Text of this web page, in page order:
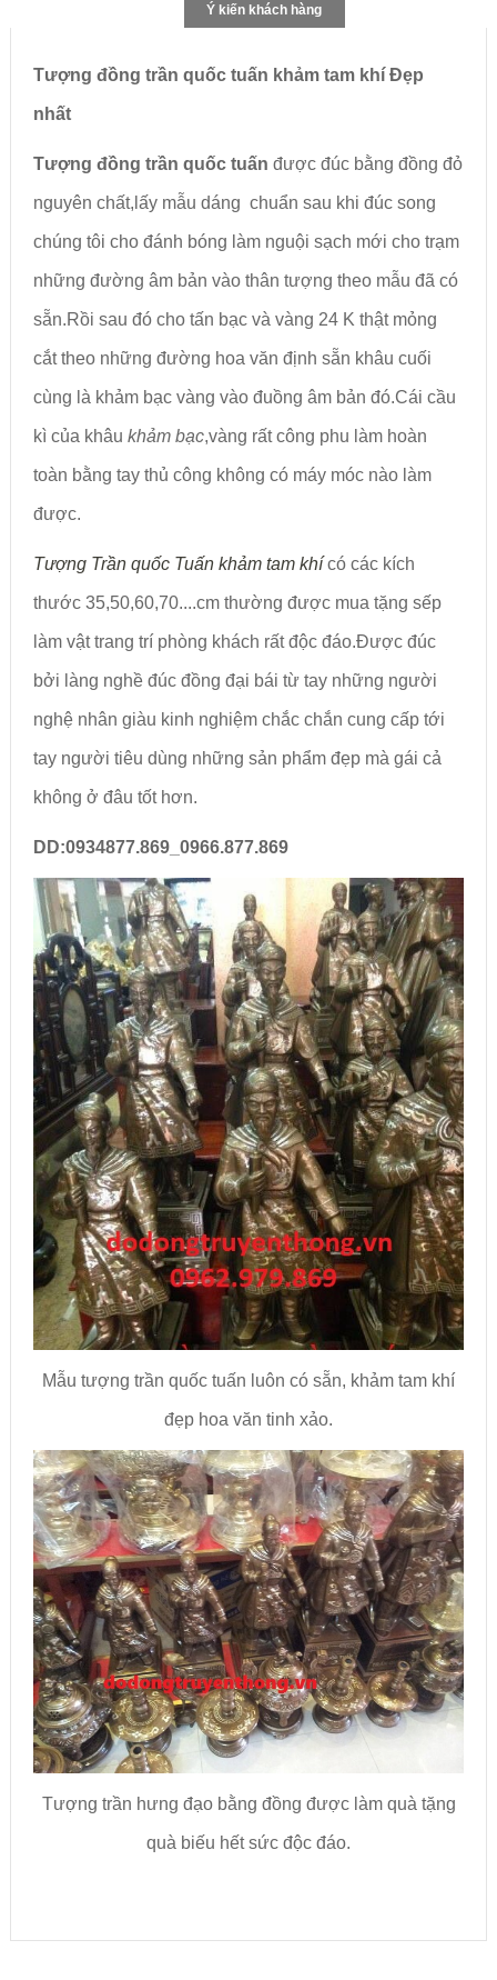
Ý kiến khách hàng
Tượng đồng trần quốc tuấn khảm tam khí Đẹp
nhất
Tượng đồng trần quốc tuấn được đúc bằng đồng đỏ
nguyên chất,lấy mẫu dáng chuẩn sau khi đúc song
chúng tôi cho đánh bóng làm nguội sạch mới cho trạm
những đường âm bản vào thân tượng theo mẫu đã có
sẵn.Rồi sau đó cho tấn bạc và vàng 24 K thật mỏng
cắt theo những đường hoa văn định sẵn khâu cuối
cùng là khảm bạc vàng vào đuồng âm bản đó.Cái cầu
kì của khâu khảm bạc,vàng rất công phu làm hoàn
toàn bằng tay thủ công không có máy móc nào làm
được.
Tượng Trần quốc Tuấn khảm tam khícó các kích
thước 35,50,60,70....cm thường được mua tặng sếp
làm vật trang trí phòng khách rất độc đáo.Được đúc
bởi làng nghề đúc đồng đại bái từ tay những người
nghệ nhân giàu kinh nghiệm chắc chắn cung cấp tới
tay người tiêu dùng những sản phẩm đẹp mà gái cả
không ở đâu tốt hơn.
DD:0934877.869_0966.877.869
Mẫu tượng trần quốc tuấn luôn có sẵn, khảm tam khí
đẹp hoa văn tinh xảo.
Tượng trần hưng đạo bằng đồng được làm quà tặng
quà biếu hết sức độc đáo.